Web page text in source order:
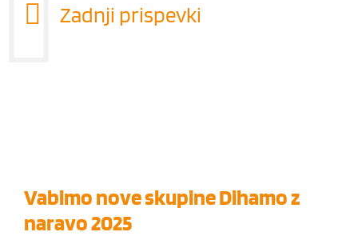
Zadnji prispevki
Vabimo nove skupine Dihamo z
naravo 2025